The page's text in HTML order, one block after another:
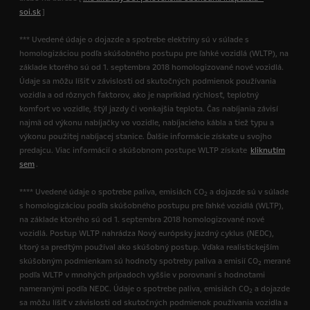
soi.sk]
*** Uvedené údaje o dojazde a spotrebe elektriny sú v súlade s
homologizáciou podľa skúšobného postupu pre ľahké vozidlá (WLTP), na
základe ktorého sú od 1. septembra 2018 homologizované nové vozidlá.
Údaje sa môžu líšiť v závislosti od skutočných podmienok používania
vozidla a od rôznych faktorov, ako je napríklad rýchlosť, teplotný
komfort vo vozidle, štýl jazdy či vonkajšia teplota. Čas nabíjania závisí
najmä od výkonu nabíjačky vo vozidle, nabíjacieho kábla a tiež typu a
výkonu použitej nabíjacej stanice. Ďalšie informácie získate u svojho
predajcu. Viac informácií o skúšobnom postupe WLTP získate kliknutím
sem .
**** Uvedené údaje o spotrebe paliva, emisiách CO2 a dojazde sú v súlade
s homologizáciou podľa skúšobného postupu pre ľahké vozidlá (WLTP),
na základe ktorého sú od 1. septembra 2018 homologizované nové
vozidlá. Postup WLTP nahrádza Nový európsky jazdný cyklus (NEDC),
ktorý sa predtým používal ako skúšobný postup. Vďaka realistickejším
skúšobným podmienkam sú hodnoty spotreby paliva a emisií CO2 merané
podľa WLTP v mnohých prípadoch vyššie v porovnaní s hodnotami
nameranými podľa NEDC. Údaje o spotrebe paliva, emisiách CO2 a dojazde
sa môžu líšiť v závislosti od skutočných podmienok používania vozidla a